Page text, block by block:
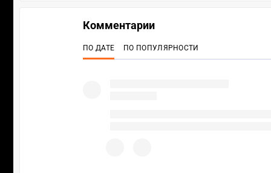
Комментарии
ПО ДАТЕ ПО ПОПУЛЯРНОСТИ